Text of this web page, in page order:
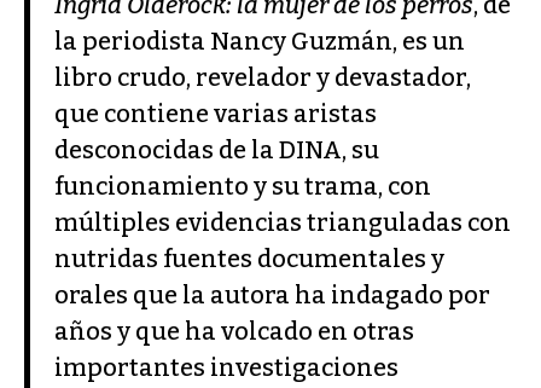
la periodista Nancy Guzmán, es un
libro crudo, revelador y devastador,
que contiene varias aristas
desconocidas de la DINA, su
funcionamiento y su trama, con
múltiples evidencias trianguladas con
nutridas fuentes documentales y
orales que la autora ha indagado por
años y que ha volcado en otras
importantes investigaciones